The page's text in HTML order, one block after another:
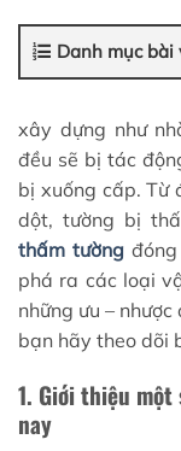
Danh mục bài
xây dựng như
đều sẽ bị tác
bị xuống cấp. Từ
dột, tường bị
thấm tường
phá ra các loại
những ưu –
bạn hãy theo dõi
1. Giới thiệu
nay